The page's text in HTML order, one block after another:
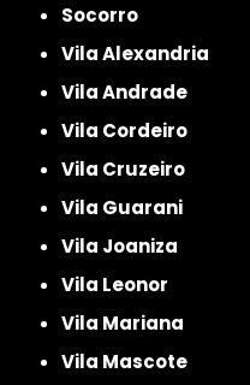
Socorro
Vila Alexandria
Vila Andrade
Vila Cordeiro
Vila Cruzeiro
Vila Guarani
Vila Joaniza
Vila Leonor
Vila Mariana
Vila Mascote